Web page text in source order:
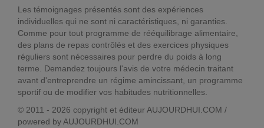
Les témoignages présentés sont des expériences
individuelles qui ne sont ni caractéristiques, ni garanties.
Comme pour tout programme de rééquilibrage alimentaire,
des plans de repas contrôlés et des exercices physiques
réguliers sont nécessaires pour perdre du poids à long
terme. Demandez toujours l'avis de votre médecin traitant
avant d'entreprendre un régime amincissant, un programme
sportif ou de modifier vos habitudes nutritionnelles.
© 2011 - 2026 copyright et éditeur AUJOURDHUI.COM /
powered by AUJOURDHUI.COM